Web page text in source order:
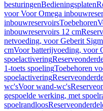
besturingenBedieningsplaten
voor Voor Omega
inbouwreservoirsToebehoren
inbouwreservoirs 12 cm
netvoeding, voor Geberit
cmVoor batterijvoeding, voor
spoelactivering
1-toets spoelingToebehoren
spoelactivering
wc'sVoor wand-wc's
gespoelde werking, met
spoelrandloos